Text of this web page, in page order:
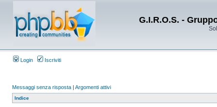
G.I.R.O.S. -
Login Iscriviti
Messaggi senza risposta | Argomenti attivi
Indice